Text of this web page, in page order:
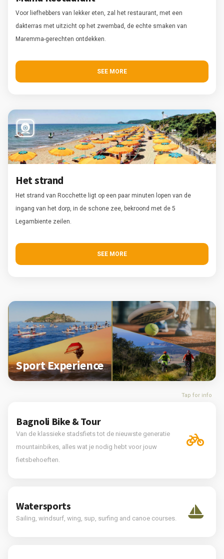
Voor liefhebbers van lekker eten, zal het restaurant, met een
dakterras met uitzicht op het zwembad, de echte smaken van
Maremma-gerechten ontdekken.
SEE MORE
Het strand
Het strand van Rocchette ligt op een paar minuten lopen van de
ingang van het dorp, in de schone zee, bekroond met de 5
Legambiente zeilen.
SEE MORE
Sport Experience
Tap for info
Bagnoli Bike & Tour
Van de klassieke stadsfiets tot de nieuwste generatie
mountainbikes, alles wat je nodig hebt voor jouw
fietsbehoeften.
Watersports
Sailing, windsurf, wing, sup, surfing and canoe courses.